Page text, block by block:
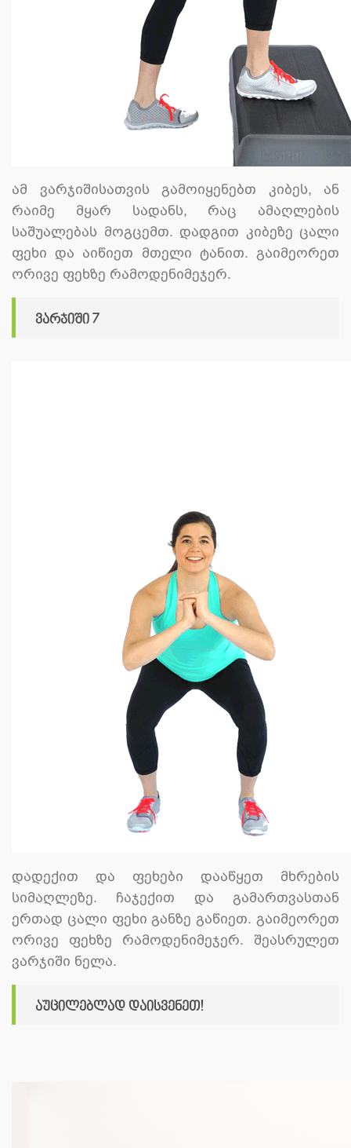
ამ ვარჯიშისათვის გამოიყენებთ კიბეს, ან
რაიმე მყარ სადანს, რაც ამაღლების
საშუალებას მოგცემთ. დადგით კიბეზე ცალი
ფეხი და აიწიეთ მთელი ტანით. გაიმეორეთ
ორივე ფეხზე რამოდენიმეჯერ.
ვარჯიში 7
დადექით და ფეხები დააწყეთ მხრების
სიმაღლეზე. ჩაჯექით და გამართვასთან
ერთად ცალი ფეხი განზე გაწიეთ. გაიმეორეთ
ორივე ფეხზე რამოდენიმეჯერ. შეასრულეთ
ვარჯიში ნელა.
აუცილებლად დაისვენეთ!